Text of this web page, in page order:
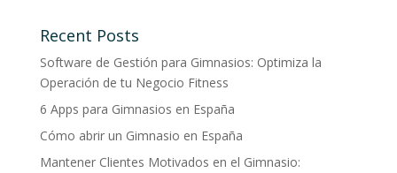
Recent Posts
Software de Gestión para Gimnasios: Optimiza la
Operación de tu Negocio Fitness
6 Apps para Gimnasios en España
Cómo abrir un Gimnasio en España
Mantener Clientes Motivados en el Gimnasio: